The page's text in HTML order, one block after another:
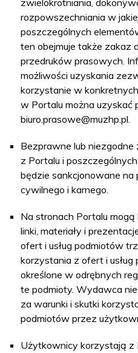
zwielokrotniania,
rozpowszechniania w
poszczególnych
ten obejmuje także zakaz
przedruków prasowych.
możliwości uzyskania
korzystanie w
w Portalu można uzyskać
biuro.prasowe@muzhp.pl.
Bezprawne lub niezgodne
z Portalu i
będzie sankcjonowane
cywilnego i karnego.
Na stronach Portalu
linki, materiały i
ofert i usług podmiotów
korzystania z ofert i
określone w odrębnych
te podmioty. Wydawca
za warunki i skutki
podmiotów przez
Użytkownicy korzystają z